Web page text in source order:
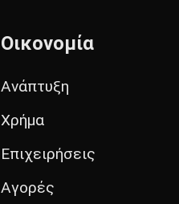
Οικονομία
Ανάπτυξη
Χρήμα
Επιχειρήσεις
Αγορές